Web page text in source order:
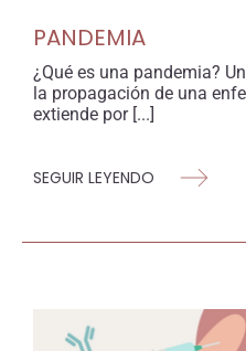
PANDEMIA
¿Qué es una pandemia?
la propagación de una
extiende por [...]
SEGUIR LEYENDO